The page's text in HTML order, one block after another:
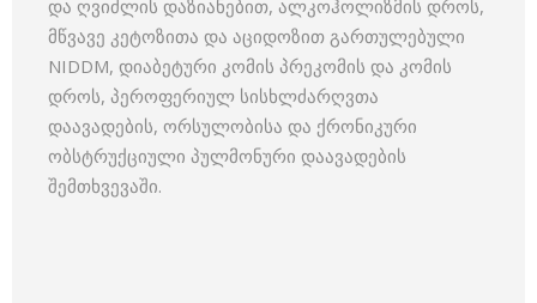
და ღვიძლის დაზიანებით, ალკოჰოლიზმის დროს,
მწვავე კეტოზითა და აციდოზით გართულებული
NIDDM, დიაბეტური კომის პრეკომის და კომის
დროს, პეროფერიულ სისხლძარღვთა
დაავადების, ორსულობისა და ქრონიკური
ობსტრუქციული პულმონური დაავადების
შემთხვევაში.